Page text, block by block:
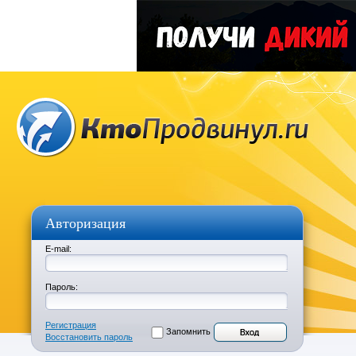
Авторизация
E-mail:
Пароль:
Регистрация
Восстановить пароль
Запомнить